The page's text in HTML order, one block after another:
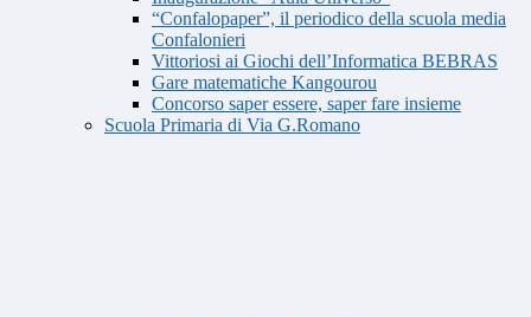
“Confalopaper”, il periodico della scuola media
Confalonieri
Vittoriosi ai Giochi dell’Informatica BEBRAS
Gare matematiche Kangourou
Concorso saper essere, saper fare insieme
Scuola Primaria di Via G.Romano